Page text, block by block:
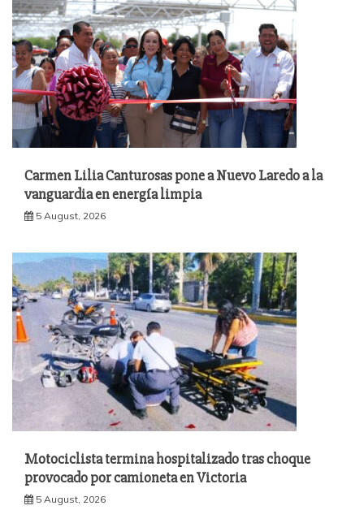
Carmen Lilia Canturosas pone a Nuevo Laredo a la
vanguardia en energía limpia
5 August, 2026
Motociclista termina hospitalizado tras choque
provocado por camioneta en Victoria
5 August, 2026